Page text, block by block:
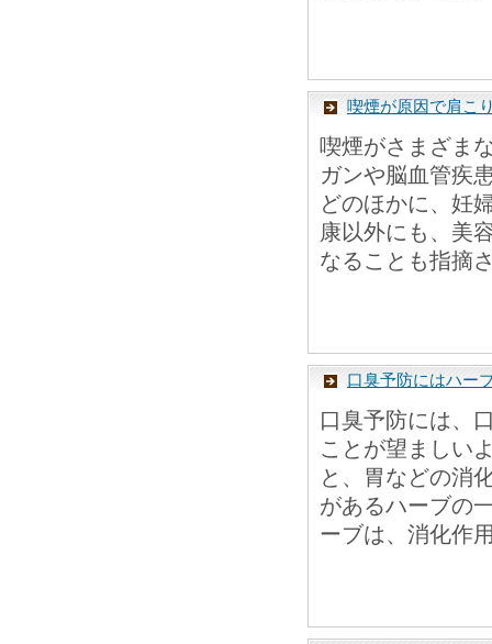
喫煙が原因で肩こ
喫煙がさまざま
ガンや脳血管疾
どのほかに、妊
康以外にも、美
なることも指摘
口臭予防にはハー
口臭予防には、
ことが望ましい
と、胃などの消
があるハーブの
ーブは、消化作